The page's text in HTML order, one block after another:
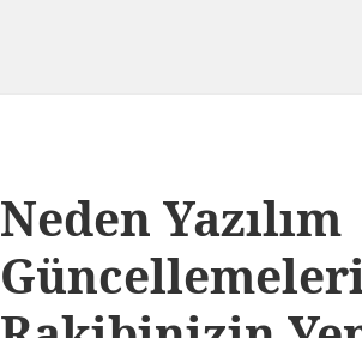
Neden Yazılım